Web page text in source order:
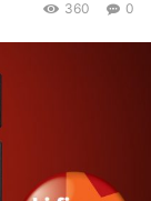
0
360